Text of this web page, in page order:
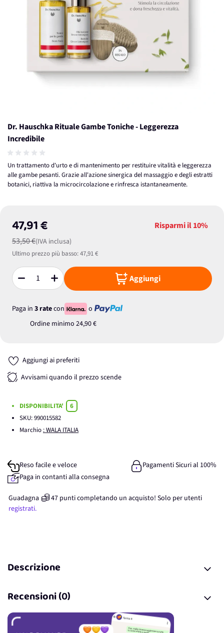
Dr. Hauschka Rituale Gambe Toniche - Leggerezza
Incredibile
Un trattamento d'urto e di mantenimento per restituire vitalità e leggerezza
alle gambe pesanti. Grazie all'azione sinergica del massaggio e degli estratti
botanici, riattiva la microcircolazione e rinfresca istantaneamente.
47,91 €
53,50 €(IVA inclusa)
Risparmi il10%
Ultimo prezzo più basso:47,91 €
Quantità Aggiungi
Paga in 3 ratecon
o
Ordine minimo 24,90 €
Aggiungi ai preferiti
Avvisami quando il prezzo scende
DISPONIBILITA'
6
SKU:990015582
Marchio : WALA ITALIA
Reso facile e veloce
Pagamenti Sicuri al 100%
Paga in contanti alla consegna
Guadagna 47 punticompletando un acquisto! Solo per utenti
registrati.
Descrizione
Recensioni (0)